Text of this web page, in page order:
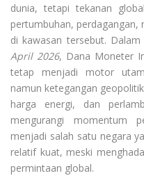
dunia, tetapi tekanan
pertumbuhan, perdagangan,
di kawasan tersebut. Dalam
April 2026, Dana Moneter
tetap menjadi motor
namun ketegangan
harga energi, dan
mengurangi momentum
menjadi salah satu negara
relatif kuat, meski
permintaan global.